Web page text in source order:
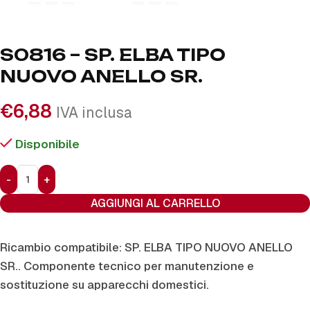
S0816 – SP. ELBA TIPO
NUOVO ANELLO SR.
€6,88 IVA inclusa
Disponibile
AGGIUNGI AL CARRELLO
Ricambio compatibile: SP. ELBA TIPO NUOVO ANELLO
SR.. Componente tecnico per manutenzione e
sostituzione su apparecchi domestici.